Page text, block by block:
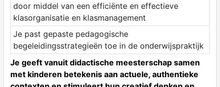
door middel van een efficiënte en effectieve
klasorganisatie en klasmanagement
Je past gepaste pedagogische
begeleidingsstrategieën toe in de onderwijspraktijk
Je geeft vanuit didactische meesterschap samen
met kinderen betekenis aan actuele, authentieke